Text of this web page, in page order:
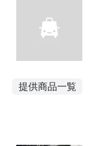
提供商品一覧